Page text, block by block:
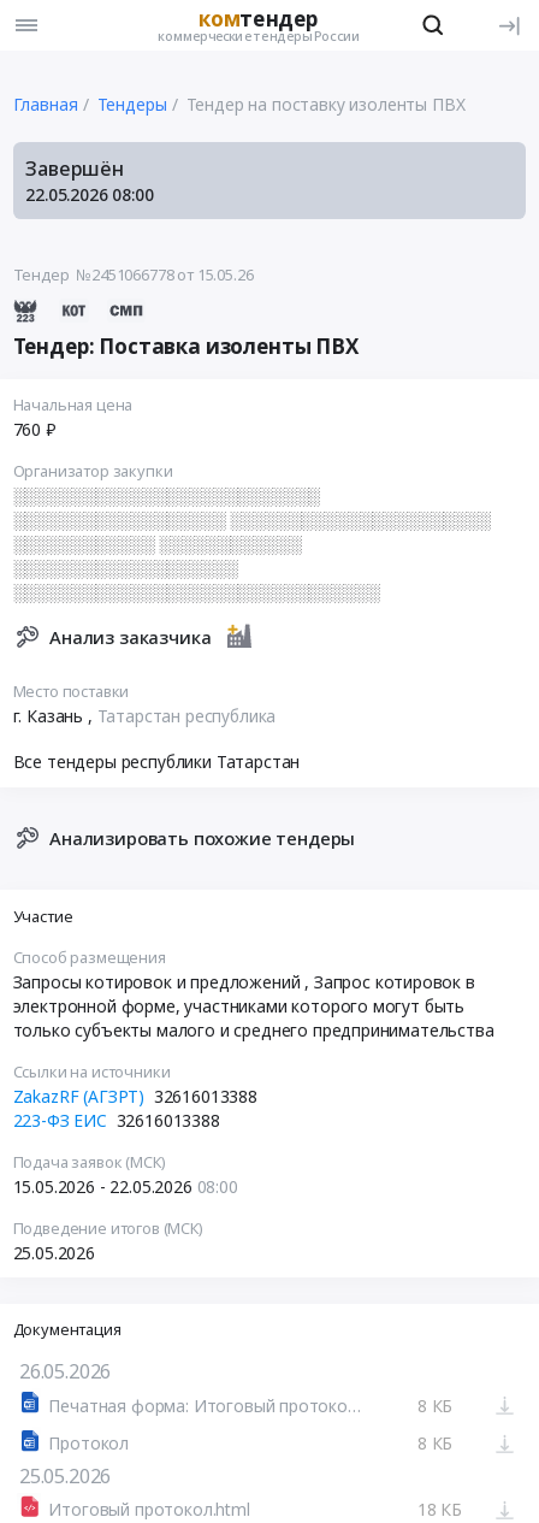
комтендер
коммерческие тендеры России
Главная Тендеры Тендер на поставку изоленты ПВХ
Завершён
22.05.2026 08:00
Тендер №2451066778от 15.05.26
Тендер: Поставка изоленты ПВХ
Начальная цена
760 ₽
Организатор закупки
░░░░░░░░░░░░░░░░░░░░░░░░░░
░░░░░░░░░░░░░░░░░░ ░░░░░░░░░░░░░░░░░░░░░░
░░░░░░░░░░░░ ░░░░░░░░░░░░
░░░░░░░░░░░░░░░░░░░
░░░░░░░░░░░░░░░░░░░░░░░░░░░░░░░
Анализ заказчика
Место поставки
г. Казань , Татарстан республика
Все тендеры республики Татарстан
Анализировать похожие тендеры
Участие
Способ размещения
Запросы котировок и предложений , Запрос котировок в
электронной форме, участниками которого могут быть
только субъекты малого и среднего предпринимательства
Ссылки на источники
ZakazRF (АГЗРТ) 32616013388
223-ФЗ ЕИС 32616013388
Подача заявок (МСК)
15.05.2026 - 22.05.2026 08:00
Подведение итогов (МСК)
25.05.2026
Документация
26.05.2026
Печатная форма: Итоговый протокол №32616013388-01
8 КБ
Протокол
8 КБ
25.05.2026
Итоговый протокол.html
18 КБ